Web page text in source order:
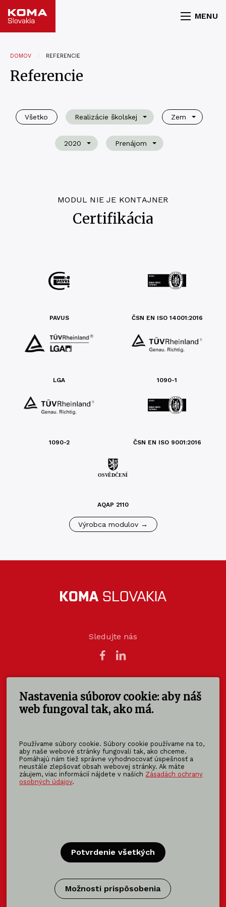
Nastavenia súborov cookie: aby náš
web fungoval tak, ako má.
Používame súbory cookie. Súbory cookie používame na to,
aby naše webové stránky fungovali tak, ako chceme.
Pomáhajú nám tiež správne vyhodnocovať úspešnosť a
neustále zlepšovať obsah webovej stránky. Ak máte
záujem, viac informácií nájdete v našich Zásadách ochrany
osobných údajov.
Potvrdenie všetkých
Možnosti prispôsobenia
MENU
DOMOV REFERENCIE
Referencie
Všetko Realizácie školskej Zem
2020 Prenájom
MODUL NIE JE KONTAJNER
Certifikácia
PAVUS ČSN EN ISO 14001:2016
LGA 1090-1
1090-2 ČSN EN ISO 9001:2016
AQAP 2110
Výrobca modulov →
Sledujte nás
KOMA SLOVAKIA s.r.o.
Štúrova 140
949 01 Nitra - Mlynárce
info@koma-slovakia.sk
+ 421 37 6518 325
Patríme do rodiny KOMA FAMILY